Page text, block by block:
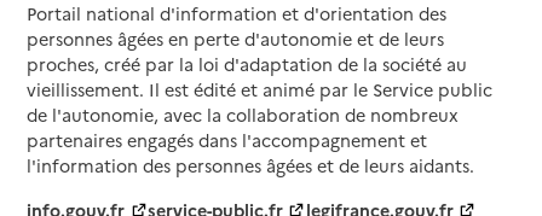
Portail national d'information et d'orientation des
personnes âgées en perte d'autonomie et de leurs
proches, créé par la loi d'adaptation de la société au
vieillissement. Il est édité et animé par le Service public
de l'autonomie, avec la collaboration de nombreux
partenaires engagés dans l'accompagnement et
l'information des personnes âgées et de leurs aidants.
info.gouv.fr
service-public.fr
legifrance.gouv.fr